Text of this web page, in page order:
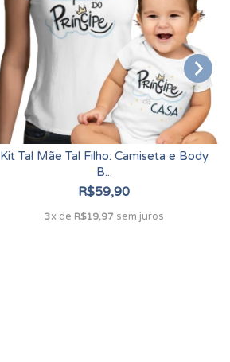
Kit Tal Mãe Tal Filho: Camiseta e Body
B...
R$59,90
3x de R$19,97sem juros